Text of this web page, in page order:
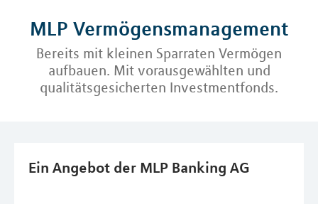
MLP Vermögensmanagement
Bereits mit kleinen Sparraten Vermögen
aufbauen. Mit vorausgewählten und
qualitätsgesicherten Investmentfonds.
Ein Angebot der MLP Banking AG